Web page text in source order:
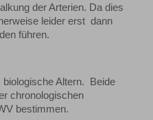
der Arterien. Da dies
leider erst dann
führen.
Altern. Beide
chronologischen
bestimmen.